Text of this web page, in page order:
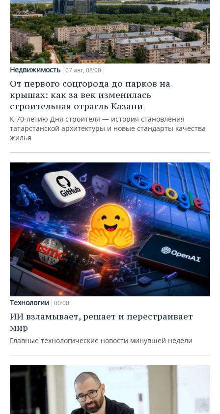
Недвижимость 07 авг, 08:00
От первого соцгорода до парков на
крышах: как за век изменилась
строительная отрасль Казани
К 70-летию Дня строителя — история становления
татарстанской архитектуры и новые стандарты качества
жилья
Технологии 00:00
ИИ взламывает, решает и перестраивает
мир
Главные технологические новости минувшей недели